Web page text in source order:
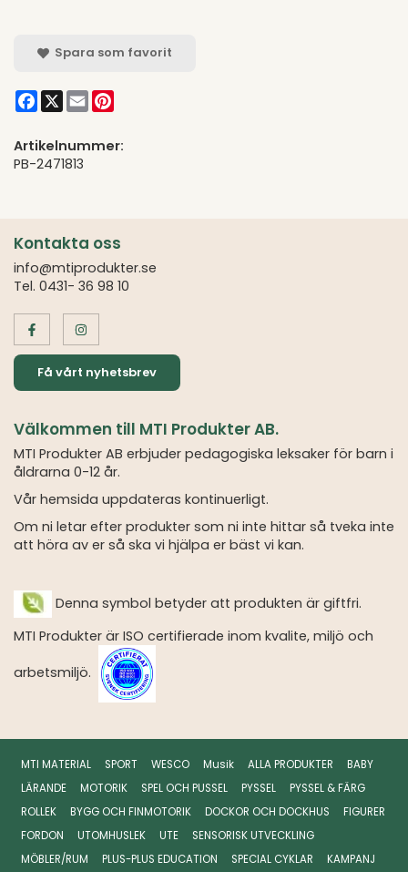
Spara som favorit
Facebook
X Email
Artikelnummer:
PB-2471813
Kontakta oss
info@mtiprodukter.se
Tel. 0431- 36 98 10
Få vårt nyhetsbrev
Välkommen till MTI Produkter AB.
MTI Produkter AB erbjuder pedagogiska leksaker för barn i
åldrarna 0-12 år.
Vår hemsida uppdateras kontinuerligt.
Om ni letar efter produkter som ni inte hittar så tveka inte
att höra av er så ska vi hjälpa er bäst vi kan.
Denna symbol betyder att produkten är giftfri.
MTI Produkter är ISO certifierade inom kvalite, miljö och
arbetsmiljö.
MTI MATERIAL SPORT WESCO Musik ALLA PRODUKTER
BABY
LÄRANDE
MOTORIK SPEL OCH PUSSEL PYSSEL
PYSSEL & FÄRG
ROLLEK
BYGG OCH FINMOTORIK DOCKOR OCH DOCKHUS
FIGURER
FORDON
UTOMHUSLEK UTE
SENSORISK UTVECKLING
MÖBLER/RUM
PLUS-PLUS EDUCATION SPECIAL CYKLAR KAMPANJ